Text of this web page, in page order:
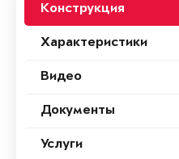
Конструкция
Характеристики
Видео
Документы
Услуги